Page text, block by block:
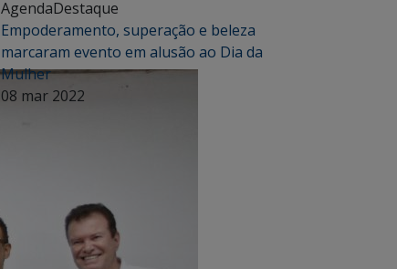
AgendaDestaque
Empoderamento, superação e beleza
marcaram evento em alusão ao Dia da
Mulher
08 mar 2022